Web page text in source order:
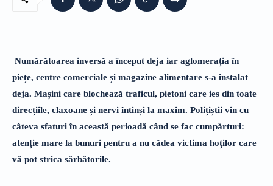
Numărătoarea inversă a început deja iar aglomerația în
piețe, centre comerciale și magazine alimentare s-a instalat
deja. Mașini care blochează traficul, pietoni care ies din toate
direcțiile, claxoane și nervi întinși la maxim. Polițiștii vin cu
câteva sfaturi în această perioadă când se fac cumpărturi:
atenție mare la bunuri pentru a nu cădea victima hoților care
vă pot strica sărbătorile.